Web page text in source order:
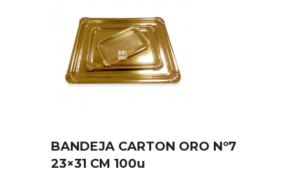
BANDEJA CARTON ORO Nº7
23×31 CM 100u